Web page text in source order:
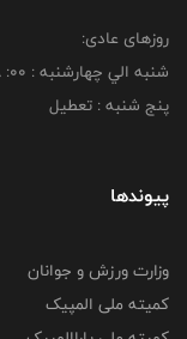
روزهای عادی:
شنبه الي چهارشنبه : 00: 8 لغايت 16:00
پنج شنبه : تعطیل
پیوندها
وزارت ورزش و جوانان
کمیته ملی المپیک